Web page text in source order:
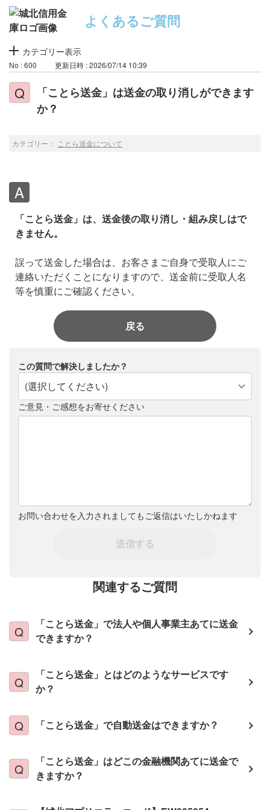
よくあるご質問
カテゴリー表示
No : 600 更新日時 : 2026/07/14 10:39
「ことら送金」は送金の取り消しができます
か？
カテゴリー： ことら送金について
「ことら送金」は、送金後の取り消し・組み戻しはで
きません。
誤って送金した場合は、お客さまご自身で受取人にご
連絡いただくことになりますので、送金前に受取人名
等を慎重にご確認ください。
戻る
この質問で解決しましたか？
(選択してください)
ご意見・ご感想をお寄せください
お問い合わせを入力されましてもご返信はいたしかねます
送信する
関連するご質問
「ことら送金」で法人や個人事業主あてに送金
できますか？
「ことら送金」とはどのようなサービスです
か？
「ことら送金」で自動送金はできますか？
「ことら送金」はどこの金融機関あてに送金で
きますか？